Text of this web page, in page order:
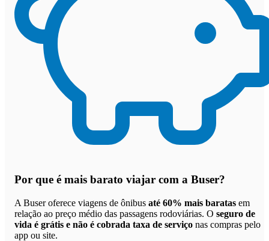
Por que é mais barato viajar com a Buser?
A Buser oferece viagens de ônibus até 60% mais baratas em
relação ao preço médio das passagens rodoviárias. O seguro de
vida é grátis e não é cobrada taxa de serviço nas compras pelo
app ou site.